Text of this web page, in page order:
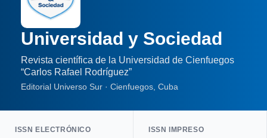
Universidad y Sociedad
Revista científica de la Universidad de Cienfuegos
“Carlos Rafael Rodríguez”
Editorial Universo Sur · Cienfuegos, Cuba
ISSN ELECTRÓNICO ISSN IMPRESO